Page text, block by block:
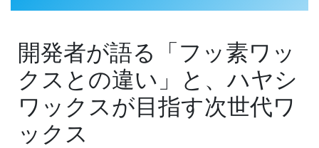
開発者が語る「フッ素ワッ
クスとの違い」と、ハヤシ
ワックスが目指す次世代ワ
ックス